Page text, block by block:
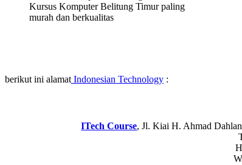
Kursus Komputer Belitung Timur paling
murah dan berkualitas
berikut ini alamat Indonesian Technology :
ITech Course, Jl. Kiai H. Ahmad